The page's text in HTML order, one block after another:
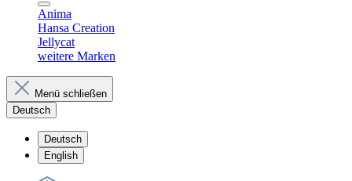
Anima
Hansa Creation
Jellycat
weitere Marken
Menü schließen
Deutsch
Deutsch
English